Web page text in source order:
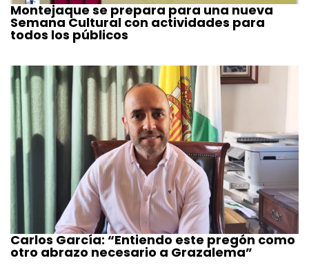
Montejaque se prepara para una nueva
Semana Cultural con actividades para
todos los públicos
Carlos García: “Entiendo este pregón como
otro abrazo necesario a Grazalema”